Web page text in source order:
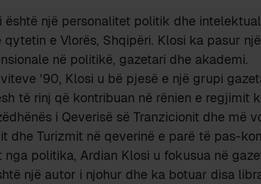
është një personalitet politik dhe
qytetin e Vlorës, Shqipëri. Klosi ka pasur
në politikë, gazetari dhe akademi.
’90, Klosi u bë pjesë e një grupi
të rinj që kontribuan në rënien e regjimit
i Qeverisë së Tranzicionit dhe më
dhe Turizmit në qeverinë e parë të pas-
nga politika, Ardian Klosi u fokusua në
një autor i njohur dhe ka botuar disa